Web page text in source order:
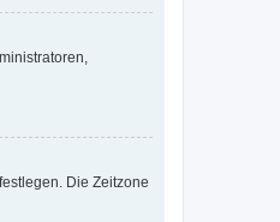
Die Zeitzone